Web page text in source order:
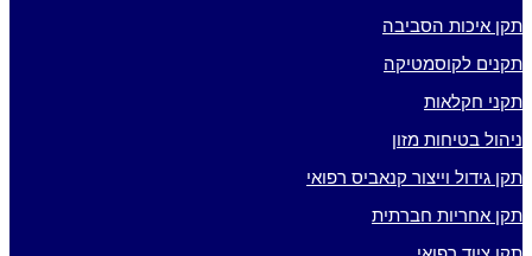
תקן איכות הסביבה
תקנים לקוסמטיקה
תקני חקלאות
ניהול בטיחות מזון
תקן גידול וייצור קנאביס רפואי
תקן אחריות חברתית